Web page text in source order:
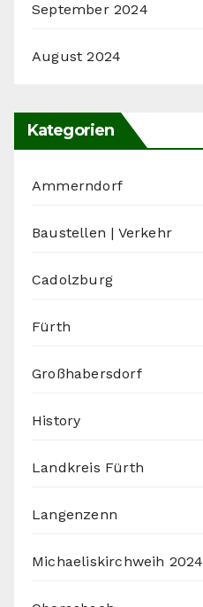
September 2024
August 2024
Kategorien
Ammerndorf
Baustellen | Verkehr
Cadolzburg
Fürth
Großhabersdorf
History
Landkreis Fürth
Langenzenn
Michaeliskirchweih 2024